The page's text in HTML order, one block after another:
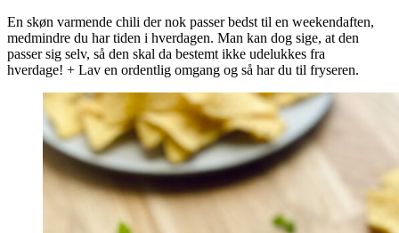
En skøn varmende chili der nok passer bedst til en weekendaften,
medmindre du har tiden i hverdagen. Man kan dog sige, at den
passer sig selv, så den skal da bestemt ikke udelukkes fra
hverdage! + Lav en ordentlig omgang og så har du til fryseren.